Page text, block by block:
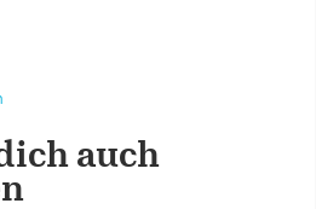
auch